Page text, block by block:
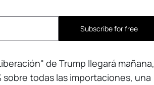
Subscribe for free
de Trump llegará mañana,
todas las importaciones, una